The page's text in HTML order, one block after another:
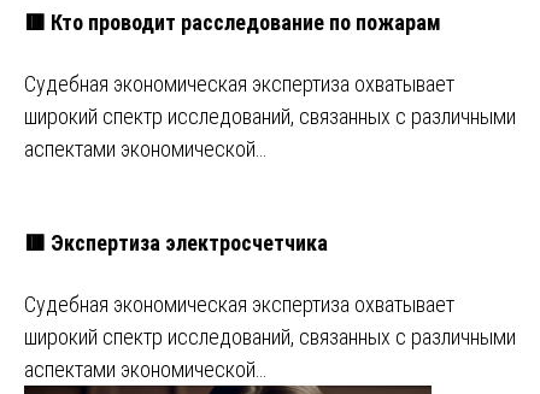
🟥 Кто проводит расследование по пожарам
Судебная экономическая экспертиза охватывает
широкий спектр исследований, связанных с различными
аспектами экономической…
🟥 Экспертиза электросчетчика
Судебная экономическая экспертиза охватывает
широкий спектр исследований, связанных с различными
аспектами экономической…